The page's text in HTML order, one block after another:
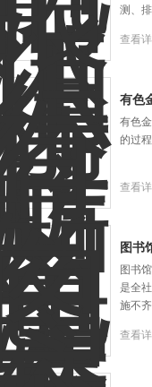
测、
查看
有色
有色
的过
查看
图书
图书
是全
施不
查看